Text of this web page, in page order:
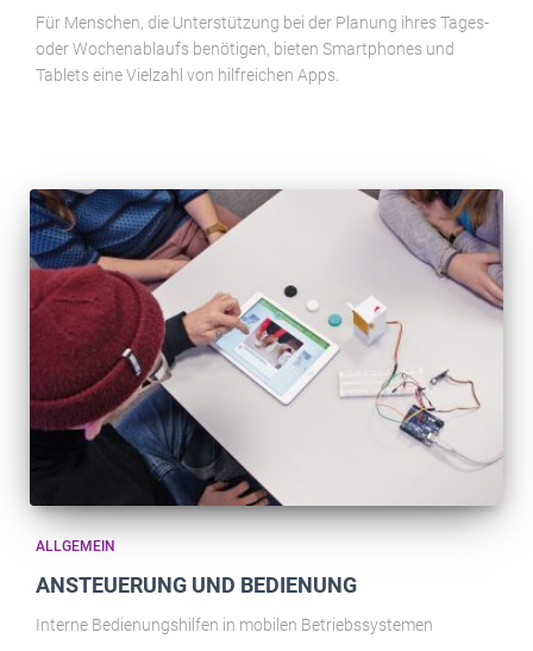
Für Menschen, die Unterstützung bei der Planung ihres Tages-
oder Wochenablaufs benötigen, bieten Smartphones und
Tablets eine Vielzahl von hilfreichen Apps.
ALLGEMEIN
ANSTEUERUNG UND BEDIENUNG
Interne Bedienungshilfen in mobilen Betriebssystemen